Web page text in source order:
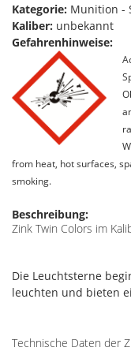
Kategorie: Munition -
Kaliber: unbekannt
Gefahrenhinweise:
from heat, hot surfaces,
smoking.
Beschreibung:
Zink Twin Colors im
Die Leuchtsterne
leuchten und bieten
Technische Daten der